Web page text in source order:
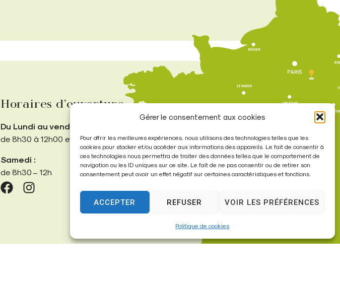
Gérer le consentement aux cookies
Pour offrir les meilleures expériences, nous utilisons des technologies telles que les
cookies pour stocker et/ou accéder aux informations des appareils. Le fait de consentir à
ces technologies nous permettra de traiter des données telles que le comportement de
navigation ou les ID uniques sur ce site. Le fait de ne pas consentir ou de retirer son
consentement peut avoir un effet négatif sur certaines caractéristiques et fonctions.
ACCEPTER REFUSER VOIR LES PRÉFÉRENCES
Politique de cookies
Horaires d’ouverture
Du Lundi au vendredi :
de 8h30 à 12h00 et de 13h30 à 17h30
Samedi :
de 8h30 – 12h